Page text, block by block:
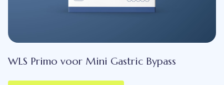
WLS Primo voor Mini Gastric Bypass